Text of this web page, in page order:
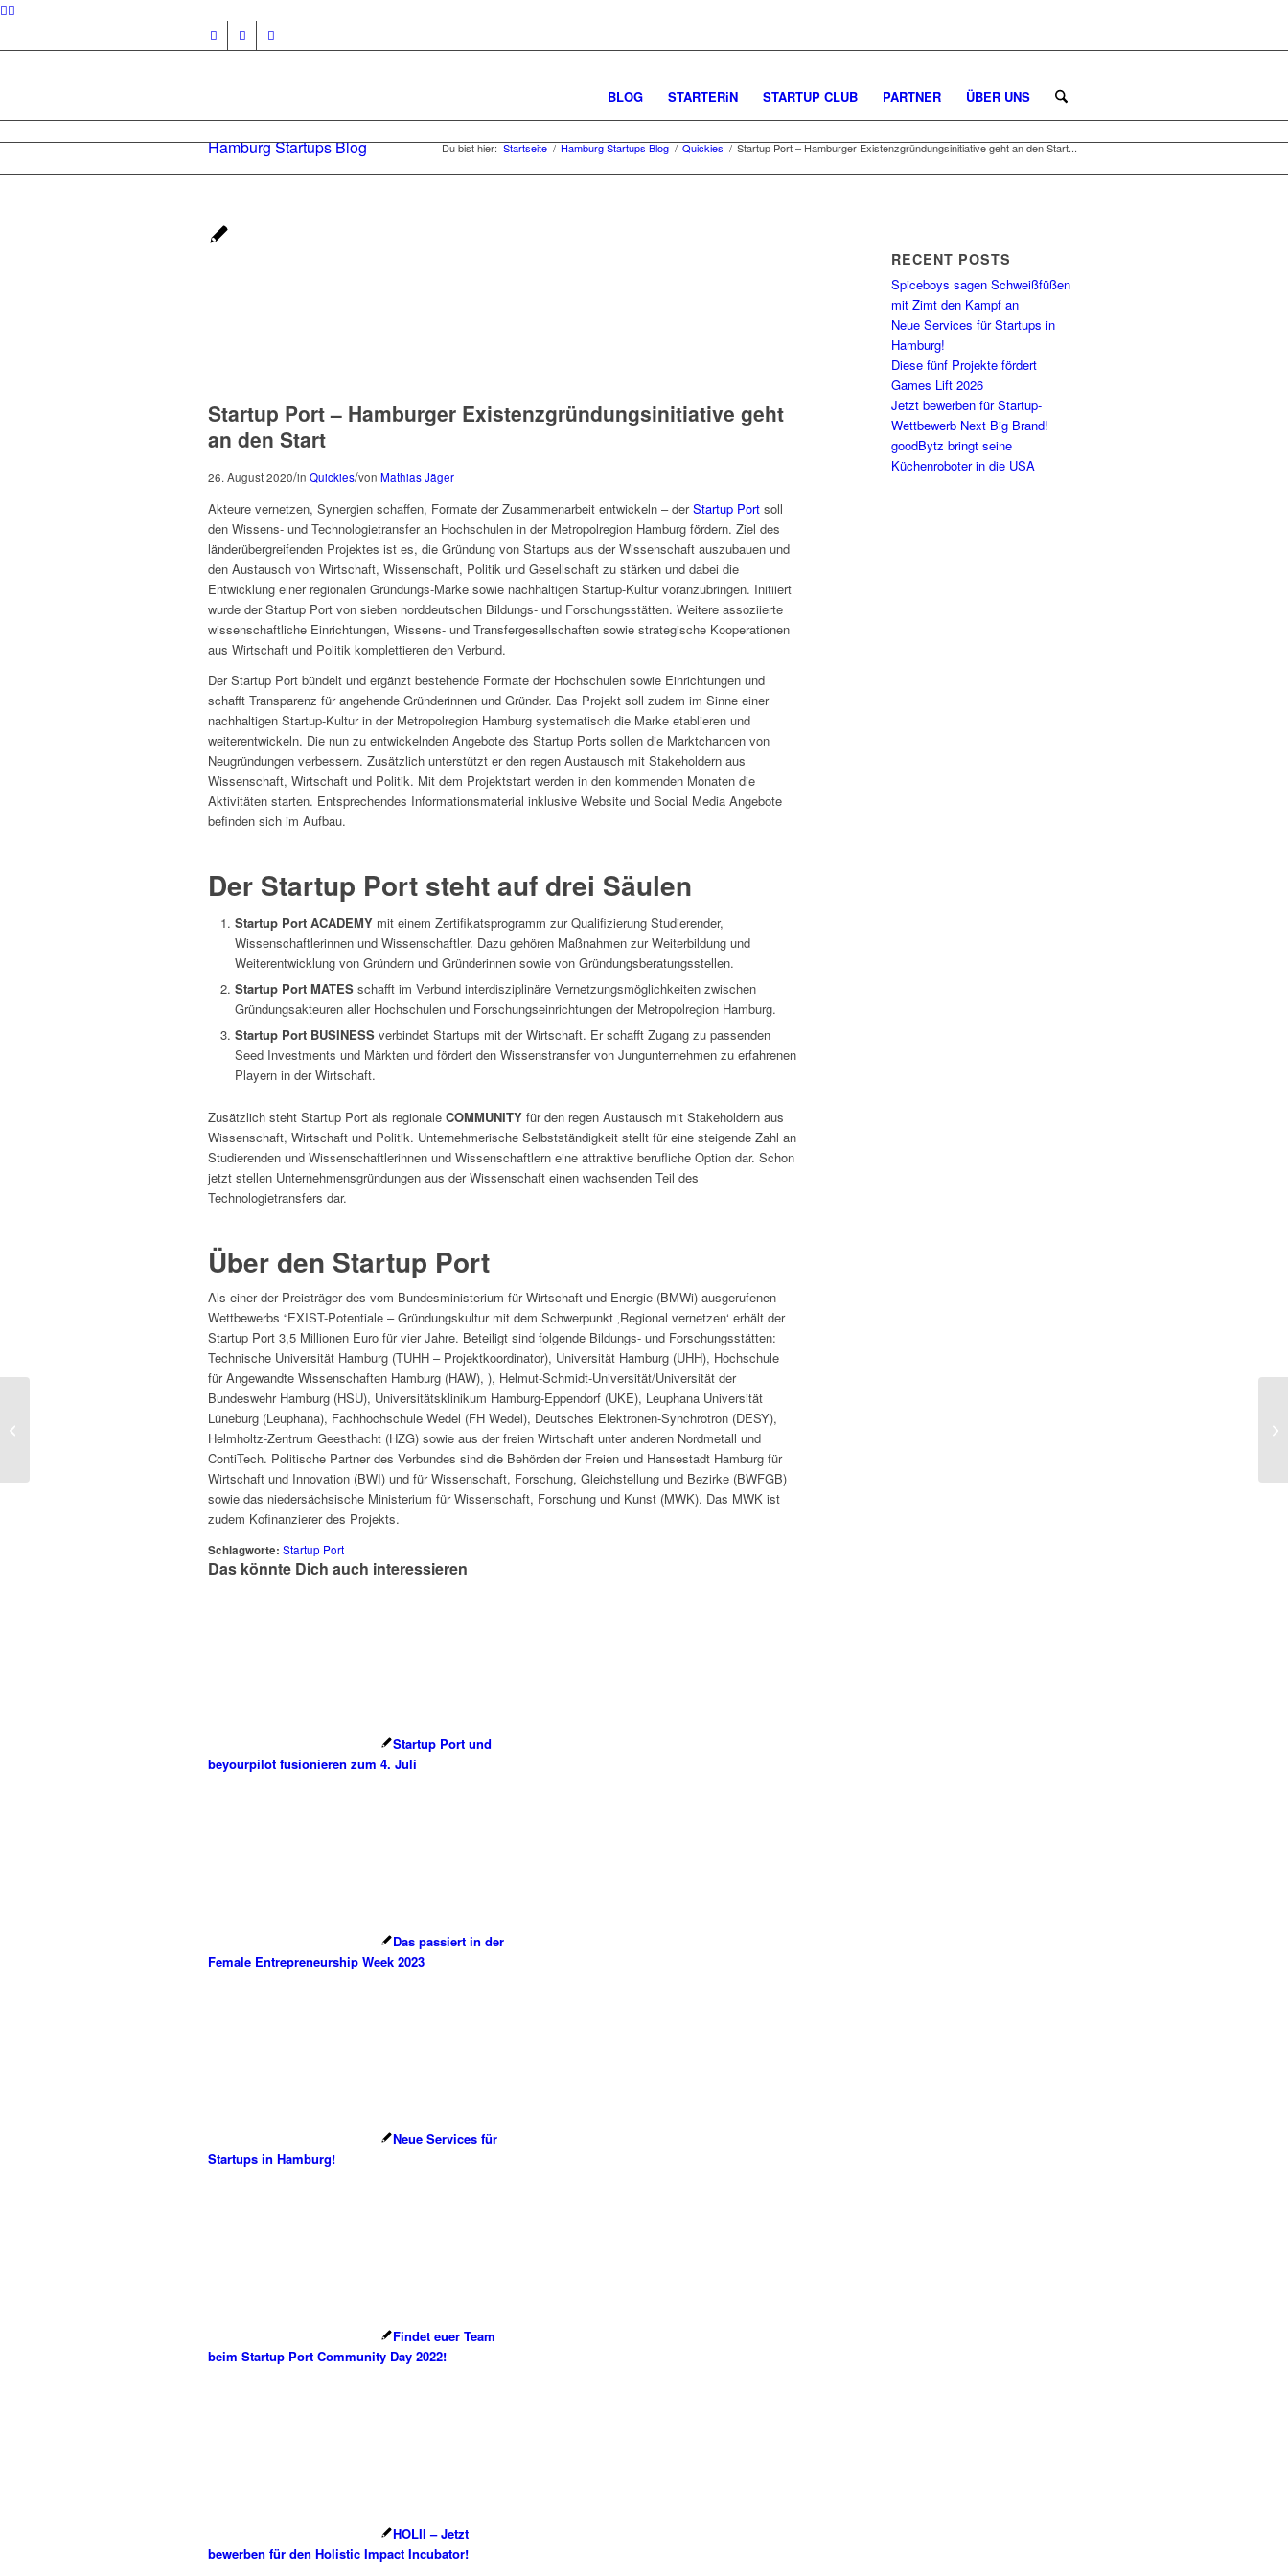
BLOG STARTERiN STARTUP CLUB PARTNER ÜBER UNS
Hamburg Startups Blog Du bist hier: Startseite / Hamburg Startups Blog / Quickies / Startup Port – Hamburger Existenzgründungsinitiative geht an den Start...
Startup Port – Hamburger Existenzgründungsinitiative geht
an den Start
26. August 2020/in Quickies/von Mathias Jäger
Akteure vernetzen, Synergien schaffen, Formate der Zusammenarbeit entwickeln – derStartup Port soll
den Wissens- und Technologietransfer an Hochschulen in der Metropolregion Hamburg fördern. Ziel des
länderübergreifenden Projektes ist es, die Gründung von Startups aus der Wissenschaft auszubauen und
den Austausch von Wirtschaft, Wissenschaft, Politik und Gesellschaft zu stärken und dabei die
Entwicklung einer regionalen Gründungs-Marke sowie nachhaltigen Startup-Kultur voranzubringen. Initiiert
wurde der Startup Port von sieben norddeutschen Bildungs- und Forschungsstätten. Weitere assoziierte
wissenschaftliche Einrichtungen, Wissens- und Transfergesellschaften sowie strategische Kooperationen
aus Wirtschaft und Politik komplettieren den Verbund.
Der Startup Port bündelt und ergänzt bestehende Formate der Hochschulen sowie Einrichtungen und
schafft Transparenz für angehende Gründerinnen und Gründer. Das Projekt soll zudem im Sinne einer
nachhaltigen Startup-Kultur in der Metropolregion Hamburg systematisch die Marke etablieren und
weiterentwickeln. Die nun zu entwickelnden Angebote des Startup Ports sollen die Marktchancen von
Neugründungen verbessern. Zusätzlich unterstützt er den regen Austausch mit Stakeholdern aus
Wissenschaft, Wirtschaft und Politik. Mit dem Projektstart werden in den kommenden Monaten die
Aktivitäten starten. Entsprechendes Informationsmaterial inklusive Website und Social Media Angebote
befinden sich im Aufbau.
Der Startup Port steht auf drei Säulen
Startup Port ACADEMY mit einem Zertifikatsprogramm zur Qualifizierung Studierender,
Wissenschaftlerinnen und Wissenschaftler. Dazu gehören Maßnahmen zur Weiterbildung und
Weiterentwicklung von Gründern und Gründerinnen sowie von Gründungsberatungsstellen.
Startup Port MATES schafft im Verbund interdisziplinäre Vernetzungsmöglichkeiten zwischen
Gründungsakteuren aller Hochschulen und Forschungseinrichtungen der Metropolregion Hamburg.
Startup Port BUSINESS verbindet Startups mit der Wirtschaft. Er schafft Zugang zu passenden
Seed Investments und Märkten und fördert den Wissenstransfer von Jungunternehmen zu erfahrenen
Playern in der Wirtschaft.
Zusätzlich steht Startup Port als regionale COMMUNITY für den regen Austausch mit Stakeholdern aus
Wissenschaft, Wirtschaft und Politik. Unternehmerische Selbstständigkeit stellt für eine steigende Zahl an
Studierenden und Wissenschaftlerinnen und Wissenschaftlern eine attraktive berufliche Option dar. Schon
jetzt stellen Unternehmensgründungen aus der Wissenschaft einen wachsenden Teil des
Technologietransfers dar.
Über den Startup Port
Als einer der Preisträger des vom Bundesministerium für Wirtschaft und Energie (BMWi) ausgerufenen
Wettbewerbs “EXIST-Potentiale – Gründungskultur mit dem Schwerpunkt ‚Regional vernetzen‘ erhält der
Startup Port 3,5 Millionen Euro für vier Jahre. Beteiligt sind folgende Bildungs- und Forschungsstätten:
Technische Universität Hamburg (TUHH – Projektkoordinator), Universität Hamburg (UHH), Hochschule
für Angewandte Wissenschaften Hamburg (HAW), ), Helmut-Schmidt-Universität/Universität der
Bundeswehr Hamburg (HSU), Universitätsklinikum Hamburg-Eppendorf (UKE), Leuphana Universität
Lüneburg (Leuphana), Fachhochschule Wedel (FH Wedel), Deutsches Elektronen-Synchrotron (DESY),
Helmholtz-Zentrum Geesthacht (HZG) sowie aus der freien Wirtschaft unter anderen Nordmetall und
ContiTech. Politische Partner des Verbundes sind die Behörden der Freien und Hansestadt Hamburg für
Wirtschaft und Innovation (BWI) und für Wissenschaft, Forschung, Gleichstellung und Bezirke (BWFGB)
sowie das niedersächsische Ministerium für Wissenschaft, Forschung und Kunst (MWK). Das MWK ist
zudem Kofinanzierer des Projekts.
Schlagworte: Startup Port
Das könnte Dich auch interessieren
Startup Port und
beyourpilot fusionieren zum 4. Juli
Das passiert in der
Female Entrepreneurship Week 2023
Neue Services für
Startups in Hamburg!
Findet euer Team
beim Startup Port Community Day 2022!
HOLII – Jetzt
bewerben für den Holistic Impact Incubator!
RECENT POSTS
Spiceboys sagen Schweißfüßen
mit Zimt den Kampf an
Neue Services für Startups in
Hamburg!
Diese fünf Projekte fördert
Games Lift 2026
Jetzt bewerben für Startup-
Wettbewerb Next Big Brand!
goodBytz bringt seine
Küchenroboter in die USA